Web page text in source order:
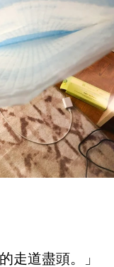
走道盡頭。」